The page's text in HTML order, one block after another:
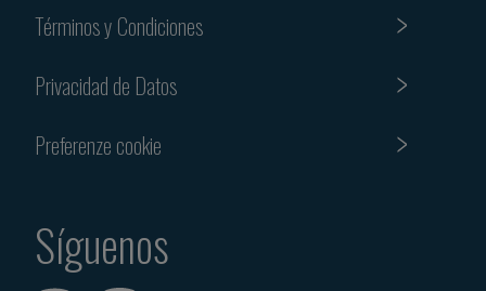
Términos y Condiciones
Privacidad de Datos
Preferenze cookie
Síguenos